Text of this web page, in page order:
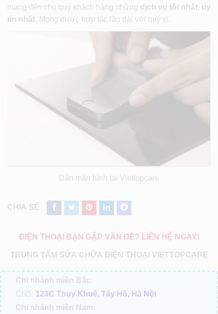
mang đến cho quý khách hàng những dịch vụ tốt nhất, uy
tín nhất. Mong được hợp tác lâu dài với quý vị.
Dán màn hình tại Viettopcare
CHIA SẺ
ĐIỆN THOẠI BẠN GẶP VẤN ĐỀ? LIÊN HỆ NGAY!
TRUNG TÂM SỬA CHỮA ĐIỆN THOẠI VIETTOPCARE
Chi nhánh miền Bắc:
CN5: 123C Thụy Khuê, Tây Hồ, Hà Nội
Chi nhánh miền Nam: